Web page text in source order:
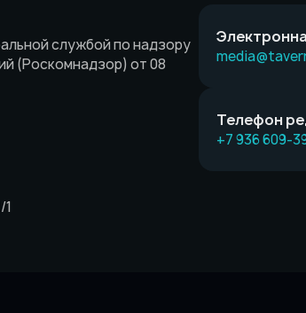
службой по надзору
(Роскомнадзор) от 08
Телефон
+7 936 609-